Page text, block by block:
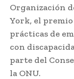
Organización
York, el
prácticas de
con
parte del
la ONU.